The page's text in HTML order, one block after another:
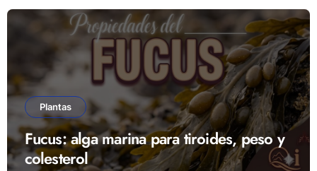
Plantas
Fucus: alga marina para tiroides, peso y
colesterol